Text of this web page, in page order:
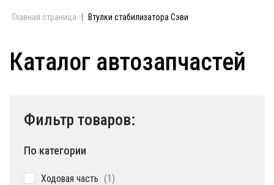
Главная страница Втулки стабилизатора Сэви
Каталог автозапчастей
Фильтр товаров:
По категории
Ходовая часть 11